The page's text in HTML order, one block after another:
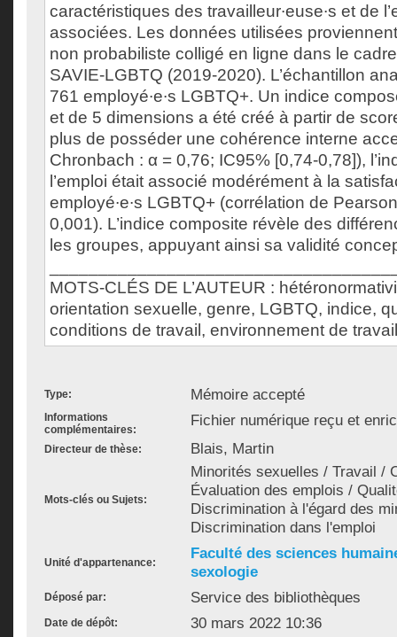
caractéristiques des travailleur∙euse∙s et de
associées. Les données utilisées
non probabiliste colligé en ligne dans le
SAVIE-LGBTQ (2019-2020). L’échantillon
761 employé∙e∙s LGBTQ+. Un indice
et de 5 dimensions a été créé à partir de
plus de posséder une cohérence interne
Chronbach : α = 0,76; IC95% [0,74-0,78]),
l’emploi était associé modérément à la
employé∙e∙s LGBTQ+ (corrélation de
0,001). L’indice composite révèle des
les groupes, appuyant ainsi sa validité
MOTS-CLÉS DE L’AUTEUR :
orientation sexuelle, genre, LGBTQ, indice,
conditions de travail, environnement de travail
Type: Mémoire accepté
Informations
complémentaires:
Fichier numérique reçu et
Directeur de thèse: Blais, Martin
Mots-clés ou Sujets:
Minorités sexuelles / Travail /
Évaluation des emplois /
Discrimination à l'égard des
Discrimination dans l'emploi
Unité d'appartenance:
Faculté des sciences
sexologie
Déposé par: Service des bibliothèques
Date de dépôt: 30 mars 2022 10:36